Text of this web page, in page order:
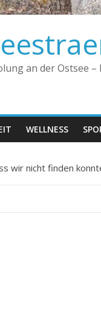
an der Ostsee
WELLNESS
wir nicht finden